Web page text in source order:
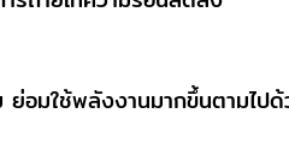
ย่อมใช้พลังงานมากขึ้นตามไป